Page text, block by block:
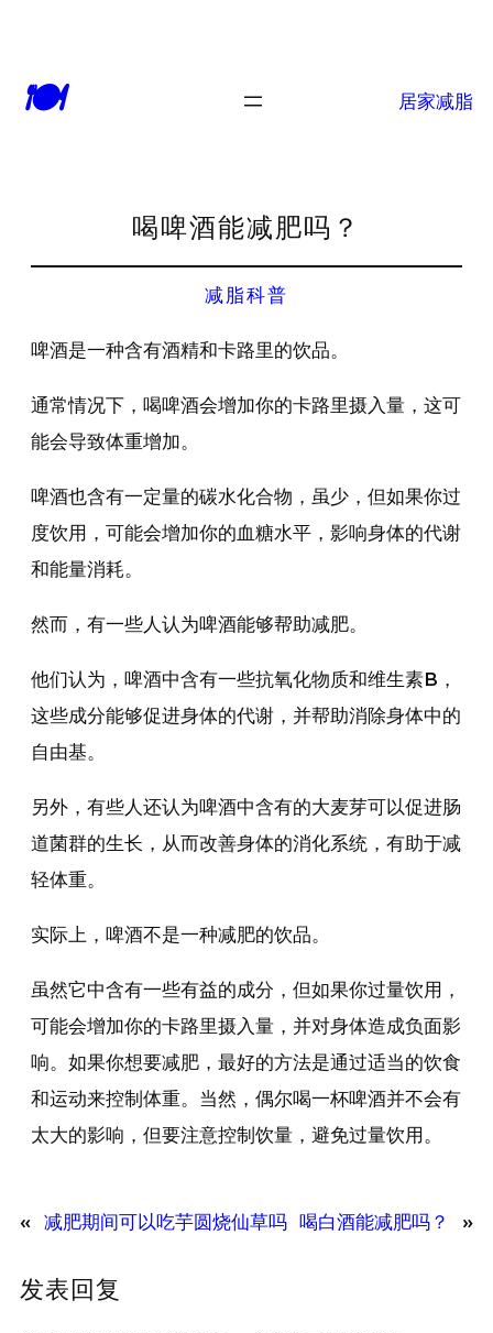
🍽 居家减脂
喝啤酒能减肥吗？
减脂科普
啤酒是一种含有酒精和卡路里的饮品。
通常情况下，喝啤酒会增加你的卡路里摄入量，这可
能会导致体重增加。
啤酒也含有一定量的碳水化合物，虽少，但如果你过
度饮用，可能会增加你的血糖水平，影响身体的代谢
和能量消耗。
然而，有一些人认为啤酒能够帮助减肥。
他们认为，啤酒中含有一些抗氧化物质和维生素B，
这些成分能够促进身体的代谢，并帮助消除身体中的
自由基。
另外，有些人还认为啤酒中含有的大麦芽可以促进肠
道菌群的生长，从而改善身体的消化系统，有助于减
轻体重。
实际上，啤酒不是一种减肥的饮品。
虽然它中含有一些有益的成分，但如果你过量饮用，
可能会增加你的卡路里摄入量，并对身体造成负面影
响。如果你想要减肥，最好的方法是通过适当的饮食
和运动来控制体重。当然，偶尔喝一杯啤酒并不会有
太大的影响，但要注意控制饮量，避免过量饮用。
« 减肥期间可以吃芋圆烧仙草吗 喝白酒能减肥吗？ »
发表回复